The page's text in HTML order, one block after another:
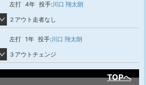
左打 4年 投手:川口 翔太朗
２アウト走者なし
左打 1年 投手:川口 翔太朗
３アウトチェンジ
TOPへ